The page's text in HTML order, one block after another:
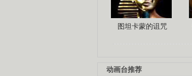
图坦卡蒙的诅咒
动画台推荐